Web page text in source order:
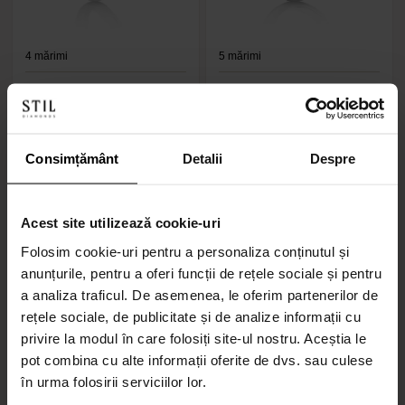
Consimțământ Detalii Despre
Acest site utilizează cookie-uri
Folosim cookie-uri pentru a personaliza conținutul și
anunțurile, pentru a oferi funcții de rețele sociale și pentru
a analiza traficul. De asemenea, le oferim partenerilor de
rețele sociale, de publicitate și de analize informații cu
privire la modul în care folosiți site-ul nostru. Aceștia le
pot combina cu alte informații oferite de dvs. sau culese
în urma folosirii serviciilor lor.
4 mărimi
Cod: E92C - PP
5 mărimi
Cod: DF12